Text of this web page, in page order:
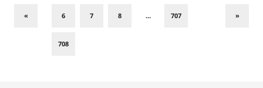
« 6 7 8 ... 707
708
»